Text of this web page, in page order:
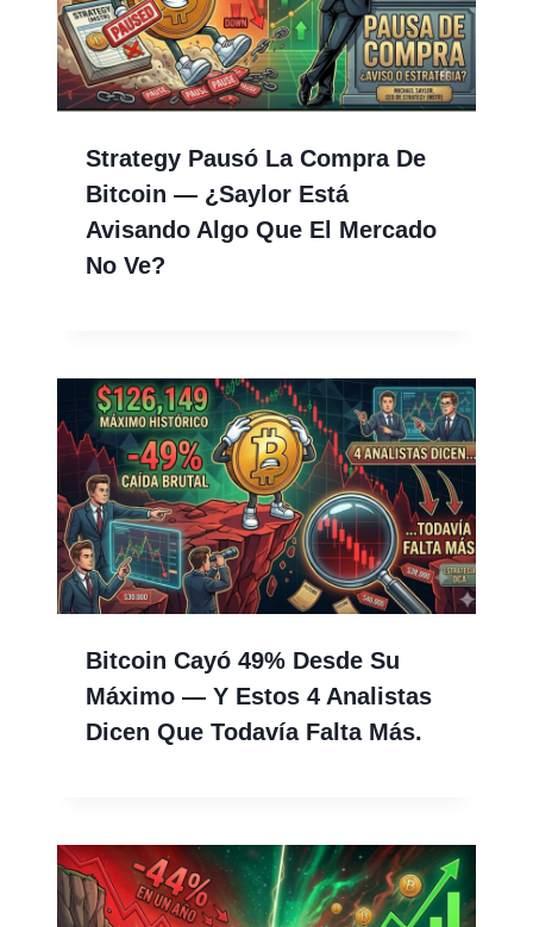
Strategy Pausó La Compra De
Bitcoin — ¿Saylor Está
Avisando Algo Que El Mercado
No Ve?
Bitcoin Cayó 49% Desde Su
Máximo — Y Estos 4 Analistas
Dicen Que Todavía Falta Más.